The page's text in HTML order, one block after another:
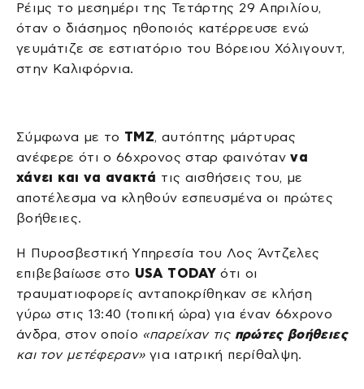
Ρέιμς το μεσημέρι της Τετάρτης 29 Απριλίου,
όταν ο διάσημος ηθοποιός κατέρρευσε ενώ
γευμάτιζε σε εστιατόριο του Βόρειου Χόλιγουντ,
στην Καλιφόρνια.
Σύμφωνα με το TMZ, αυτόπτης μάρτυρας
ανέφερε ότι ο 66χρονος σταρ φαινόταννα
χάνει και να ανακτά τις αισθήσεις του, με
αποτέλεσμα να κληθούν εσπευσμένα οι πρώτες
βοήθειες.
Η Πυροσβεστική Υπηρεσία του Λος Άντζελες
επιβεβαίωσε στο USA TODAY ότι οι
τραυματιοφορείς ανταποκρίθηκαν σε κλήση
γύρω στις 13:40 (τοπική ώρα) για έναν 66χρονο
άνδρα, στον οποίο «παρείχαν τις πρώτες βοήθειες
και τον μετέφεραν»για ιατρική περίθαλψη.